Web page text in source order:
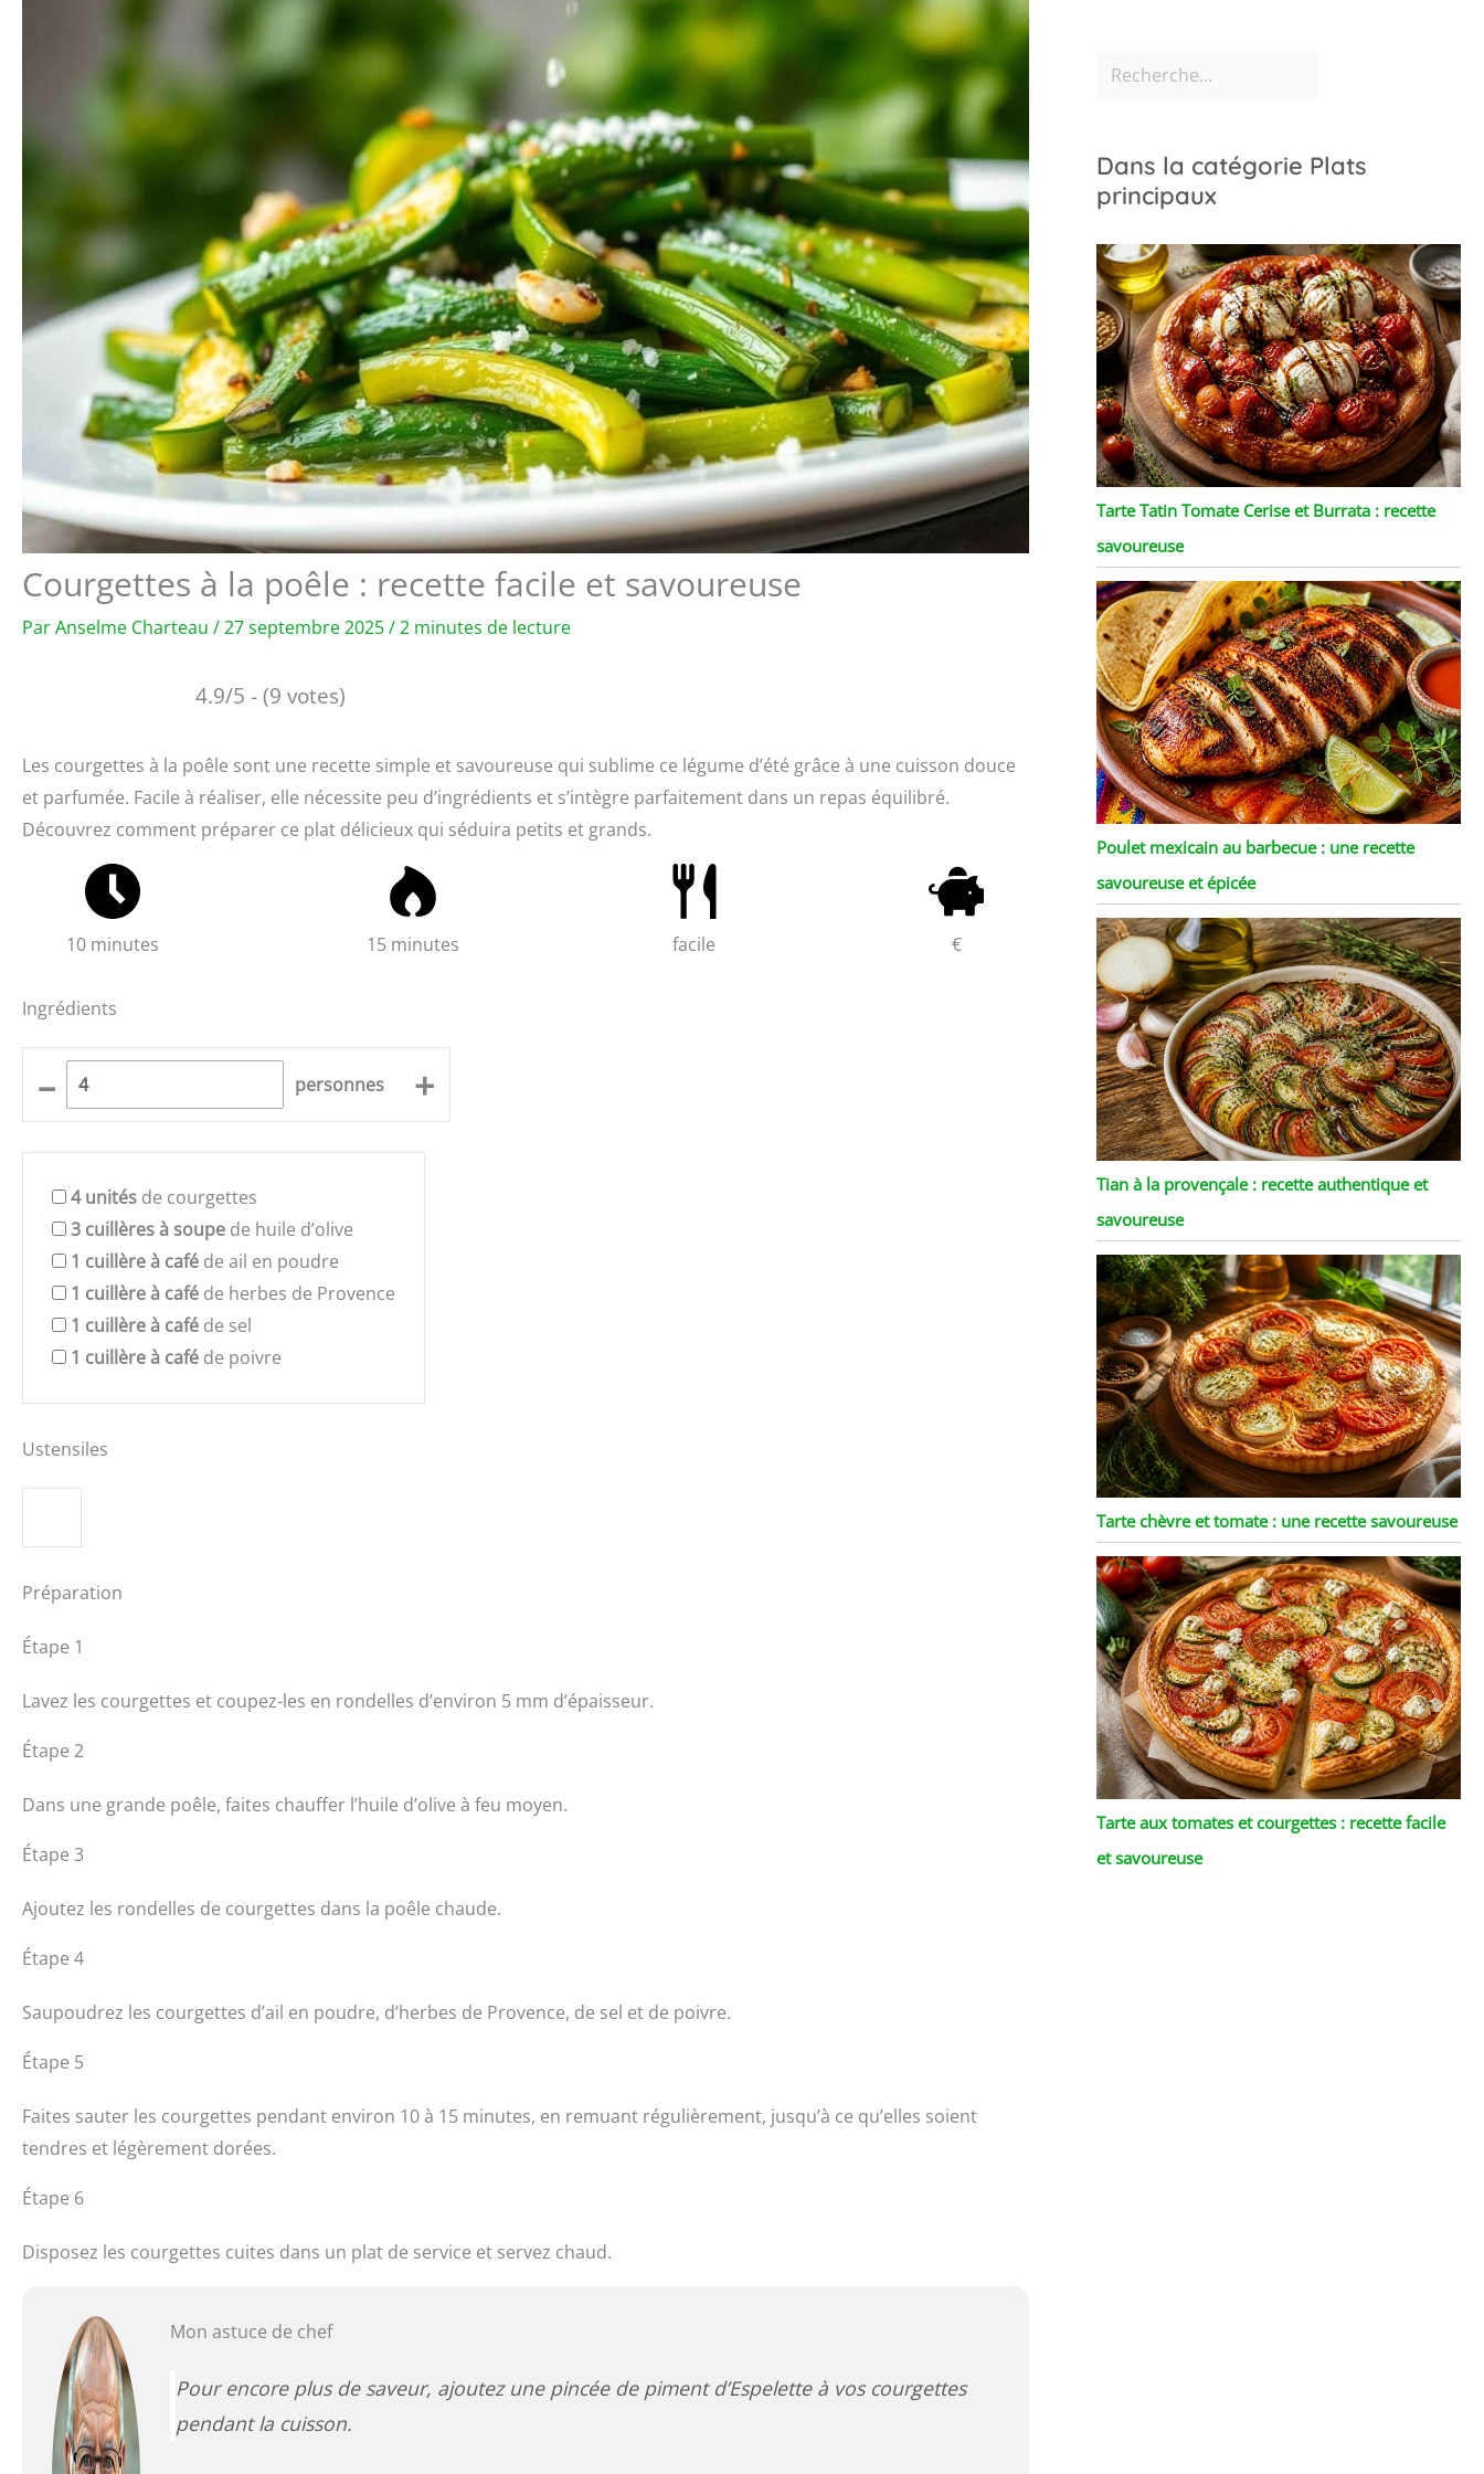
Courgettes à la poêle : recette facile et savoureuse
ParAnselme Charteau /27 septembre 2025/2 minutes de lecture
4.9/5 - (9 votes)
Les courgettes à la poêle sont une recette simple et savoureuse qui sublime ce légume d’été grâce à une cuisson douce
et parfumée. Facile à réaliser, elle nécessite peu d’ingrédients et s’intègre parfaitement dans un repas équilibré.
Découvrez comment préparer ce plat délicieux qui séduira petits et grands.
10 minutes 15 minutes facile €
Ingrédients
– personnes +
4 unités de courgettes
3 cuillères à soupe de huile d’olive
1 cuillère à café de ail en poudre
1 cuillère à café de herbes de Provence
1 cuillère à café de sel
1 cuillère à café de poivre
Ustensiles
Préparation
Étape 1
Lavez les courgettes et coupez-les en rondelles d’environ 5 mm d’épaisseur.
Étape 2
Dans une grande poêle, faites chauffer l’huile d’olive à feu moyen.
Étape 3
Ajoutez les rondelles de courgettes dans la poêle chaude.
Étape 4
Saupoudrez les courgettes d’ail en poudre, d’herbes de Provence, de sel et de poivre.
Étape 5
Faites sauter les courgettes pendant environ 10 à 15 minutes, en remuant régulièrement, jusqu’à ce qu’elles soient
tendres et légèrement dorées.
Étape 6
Disposez les courgettes cuites dans un plat de service et servez chaud.
Mon astuce de chef
Pour encore plus de saveur, ajoutez une pincée de piment d’Espelette à vos courgettes
pendant la cuisson.
Dans la catégorie Plats
principaux
Tarte Tatin Tomate Cerise et Burrata : recette
savoureuse
Poulet mexicain au barbecue : une recette
savoureuse et épicée
Tian à la provençale : recette authentique et
savoureuse
Tarte chèvre et tomate : une recette savoureuse
Tarte aux tomates et courgettes : recette facile
et savoureuse